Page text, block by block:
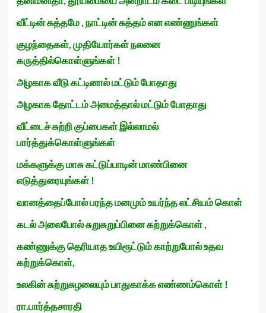
வீட்டின் சுத்தமே , நாட்டின் சுத்தம் என எண்ணுங்கள்
குழந்தைகள், முதியோர்கள் நலனை
கருத்தில்கொள்ளுங்கள் !
அழகாக வீடு கட்டினால் மட்டும் போதாது
அழகாக தோட்டம் அமைத்தால் மட்டும் போதாது
வீட்டைச் சுற்றி குப்பைகள் இல்லாமல்
பார்த்துக்கொள்ளுங்கள்
மக்களுக்கு மாசு கட்டுப்பாடின் மாண்பினை
எடுத்துரையுங்கள் !
வானத்தைப்போல் பரந்த மனமும் உயர்ந்த லட்சியம் கொள்
கடல் அலைபோல் சுறுசுறுப்பினை கற்றுக்கொள் ,
கண்ணுக்கு தெரியாத உயிரூட்டும் காற்றுபோல் உதவ
கற்றுக்கொள்,
உலகின் சுற்றுசுழலையும் பாதுகாக்க எண்ணம்கொள் !
ரா.பார்த்தசாரதி